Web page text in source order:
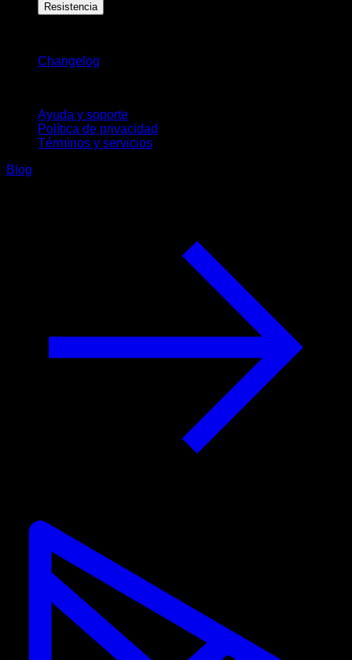
Resistencia
Changelog
Ayuda y soporte
Política de privacidad
Términos y servicios
Blog